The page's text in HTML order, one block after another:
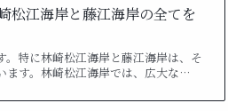
松江海岸と藤江海岸の全てを
特に林崎松江海岸と藤江海岸は、そ
ます。林崎松江海岸では、広大な…